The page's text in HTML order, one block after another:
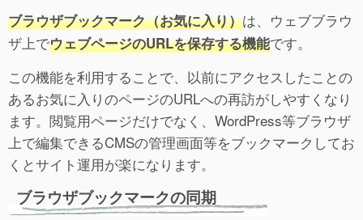
ブラウザブックマーク（お気に入り）は、ウェブブラウ
ザ上でウェブページのURLを保存する機能です。
この機能を利用することで、以前にアクセスしたことの
あるお気に入りのページのURLへの再訪がしやすくなり
ます。閲覧用ページだけでなく、WordPress等ブラウザ
上で編集できるCMSの管理画面等をブックマークしてお
くとサイト運用が楽になります。
ブラウザブックマークの同期